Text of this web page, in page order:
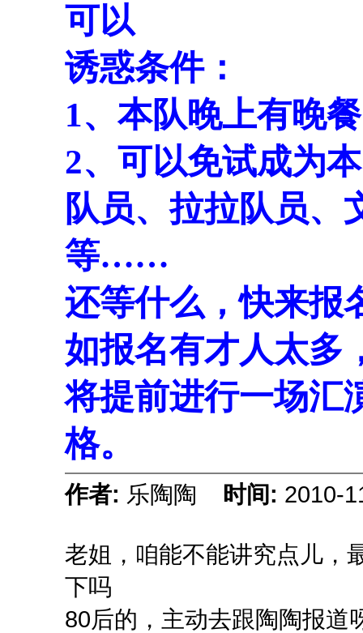
可以
诱惑条件：
1、本队晚上有晚
2、可以免试成为
队员、拉拉队员、
等……
还等什么，快来报
如报名有才人太多
将提前进行一场汇
格。
作者: 乐陶陶 时间: 2010-
老姐，咱能不能讲究点儿，
下吗
80后的，主动去跟陶陶报道